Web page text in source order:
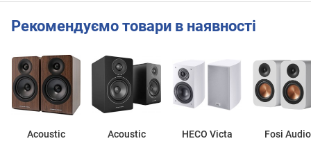
Рекомендуємо товари в наявності
Acoustic
Acoustic
HECO Victa
Fosi Audio